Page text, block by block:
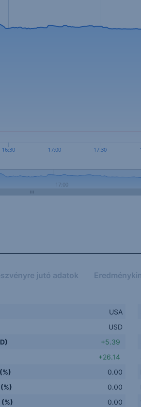
16:30 17:00 17:30
17:00
jutó adatok
USA
USD
+5.39
+26.14
0.00
0.00
0.00